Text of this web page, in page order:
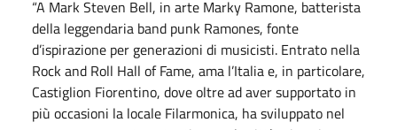
“A Mark Steven Bell, in arte Marky Ramone, batterista
della leggendaria band punk Ramones, fonte
d’ispirazione per generazioni di musicisti. Entrato nella
Rock and Roll Hall of Fame, ama l’Italia e, in particolare,
Castiglion Fiorentino, dove oltre ad aver supportato in
più occasioni la locale Filarmonica, ha sviluppato nel